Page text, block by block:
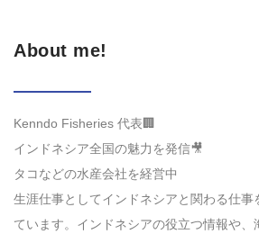
About me!
Kenndo Fisheries 代表🏢
インドネシア全国の魅力を発信🎥
タコなどの水産会社を経営中
生涯仕事としてインドネシアと関わる仕事
ています。インドネシアの役立つ情報や、